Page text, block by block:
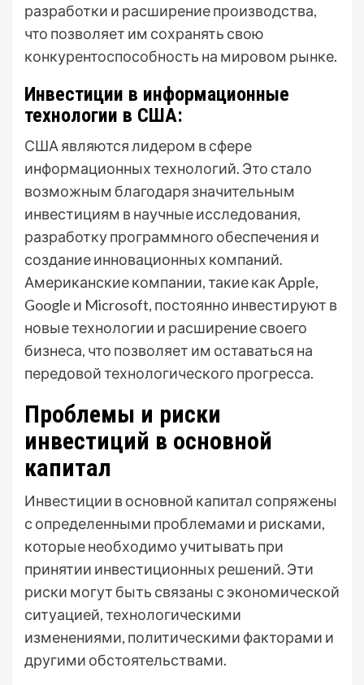
разработки и расширение производства,
что позволяет им сохранять свою
конкурентоспособность на мировом рынке.
Инвестиции в информационные
технологии в США:
США являются лидером в сфере
информационных технологий. Это стало
возможным благодаря значительным
инвестициям в научные исследования,
разработку программного обеспечения и
создание инновационных компаний.
Американские компании, такие как Apple,
Google и Microsoft, постоянно инвестируют в
новые технологии и расширение своего
бизнеса, что позволяет им оставаться на
передовой технологического прогресса.
Проблемы и риски
инвестиций в основной
капитал
Инвестиции в основной капитал сопряжены
с определенными проблемами и рисками,
которые необходимо учитывать при
принятии инвестиционных решений. Эти
риски могут быть связаны с экономической
ситуацией, технологическими
изменениями, политическими факторами и
другими обстоятельствами.